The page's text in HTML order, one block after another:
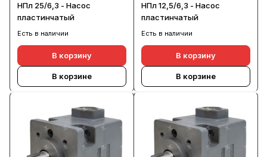
НПл 25/6,3 - Насос
пластинчатый
Есть в наличии
В корзину
В корзине
НПл 12,5/6,3 - Насос
пластинчатый
Есть в наличии
В корзину
В корзине